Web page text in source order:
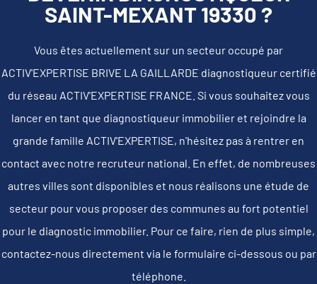
SAINT-MEXANT 19330 ?
Vous êtes actuellement sur un secteur occupé par
ACTIV'EXPERTISE BRIVE LA GAILLARDE diagnostiqueur certifié
du réseau ACTIV'EXPERTISE FRANCE. Si vous souhaitez vous
lancer en tant que diagnostiqueur immobilier et rejoindre la
grande famille ACTIV'EXPERTISE, n'hésitez pas à rentrer en
contact avec notre recruteur national. En effet, de nombreuses
autres villes sont disponibles et nous réalisons une étude de
secteur pour vous proposer des communes au fort potentiel
pour le diagnostic immobilier. Pour ce faire, rien de plus simple,
contactez-nous directement via le formulaire ci-dessous ou par
téléphone.